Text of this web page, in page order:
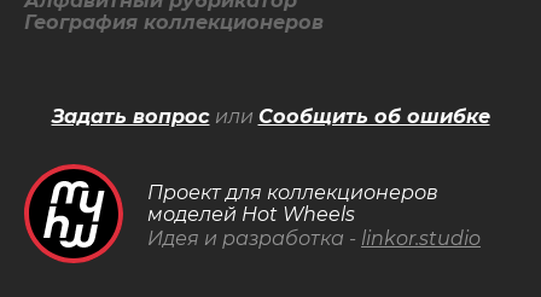
География коллекционеров
Проект для коллекционеров
моделей Hot Wheels
Идея и разработка - linkor.studio
Задать вопросили Сообщить об ошибке